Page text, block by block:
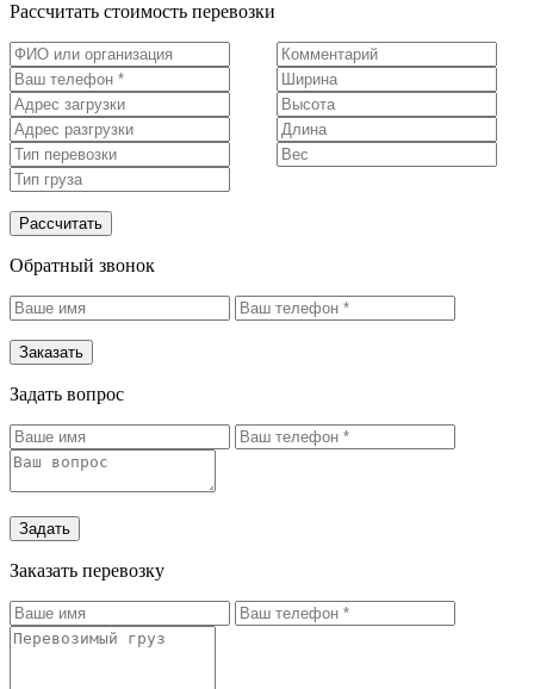
Рассчитать стоимость перевозки
Рассчитать
Обратный звонок
Заказать
Задать вопрос
Задать
Заказать перевозку